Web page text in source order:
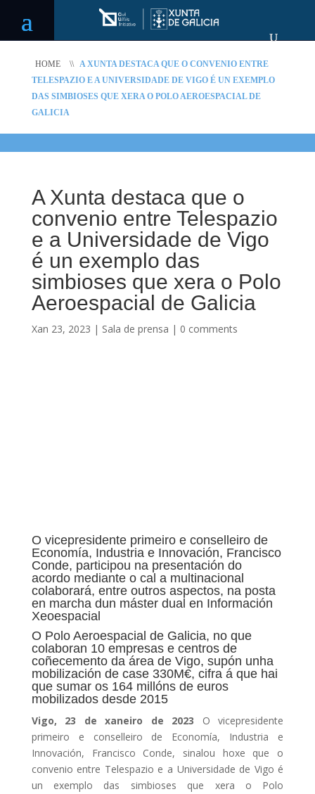
HOME \\
A XUNTA DESTACA QUE O CONVENIO ENTRE
TELESPAZIO E A UNIVERSIDADE DE VIGO É UN EXEMPLO
DAS SIMBIOSES QUE XERA O POLO AEROESPACIAL DE
GALICIA
A Xunta destaca que o
convenio entre Telespazio
e a Universidade de Vigo
é un exemplo das
simbioses que xera o Polo
Aeroespacial de Galicia
Xan 23, 2023 | Sala de prensa | 0 comments
O vicepresidente primeiro e conselleiro de
Economía, Industria e Innovación, Francisco
Conde, participou na presentación do
acordo mediante o cal a multinacional
colaborará, entre outros aspectos, na posta
en marcha dun máster dual en Información
Xeoespacial
O Polo Aeroespacial de Galicia, no que
colaboran 10 empresas e centros de
coñecemento da área de Vigo, supón unha
mobilización de case 330M€, cifra á que hai
que sumar os 164 millóns de euros
mobilizados desde 2015
Vigo, 23 de xaneiro de 2023 O vicepresidente
primeiro e conselleiro de Economía, Industria e
Innovación, Francisco Conde, sinalou hoxe que o
convenio entre Telespazio e a Universidade de Vigo é
un exemplo das simbioses que xera o Polo